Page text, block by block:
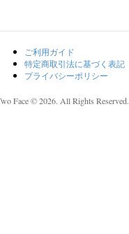
ご利用ガイド
特定商取引法に基づく表記
プライバシーポリシー
Face © 2026. All Rights Reserved.